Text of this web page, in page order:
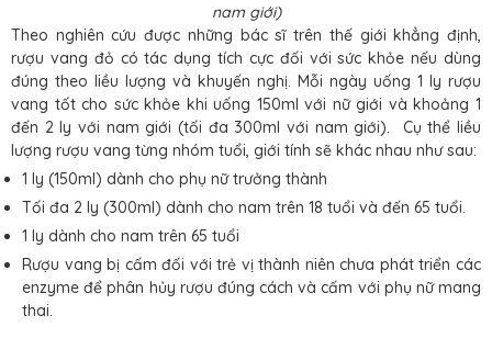
nam giới)
Theo nghiên cứu được những bác sĩ trên thế giới khẳng định,
rượu vang đỏ có tác dụng tích cực đối với sức khỏe nếu dùng
đúng theo liều lượng và khuyến nghị. Mỗi ngày uống 1 ly rượu
vang tốt cho sức khỏe khi uống 150ml với nữ giới và khoảng 1
đến 2 ly với nam giới (tối đa 300ml với nam giới). Cụ thể liều
lượng rượu vang từng nhóm tuổi, giới tính sẽ khác nhau như sau:
1 ly (150ml) dành cho phụ nữ trưởng thành
Tối đa 2 ly (300ml) dành cho nam trên 18 tuổi và đến 65 tuổi.
1 ly dành cho nam trên 65 tuổi
Rượu vang bị cấm đối với trẻ vị thành niên chưa phát triển các
enzyme để phân hủy rượu đúng cách và cấm với phụ nữ mang
thai.